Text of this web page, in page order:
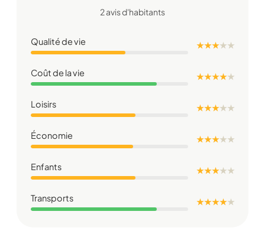
2 avis d'habitants
Qualité de vie ★ ★ ★★★
Coût de la vie ★ ★ ★ ★★
Loisirs ★ ★ ★★★
Économie ★ ★ ★★★
Enfants ★ ★ ★★★
Transports ★ ★ ★ ★★